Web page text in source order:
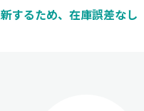
するため、在庫誤差なし